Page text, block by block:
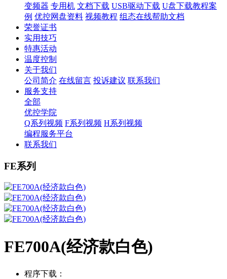
变频器 专用机 文档下载 USB驱动下载 U盘下载教程案
例 优控网盘资料 视频教程 组态在线帮助文档
荣誉证书
实用技巧
特惠活动
温度控制
关于我们
公司简介 在线留言 投诉建议 联系我们
服务支持
全部
优控学院
Q系列视频 F系列视频 H系列视频
编程服务平台
联系我们
FE系列
FE700A(经济款白色)
程序下载：